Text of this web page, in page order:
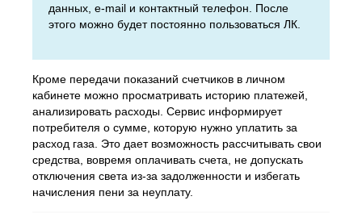
данных, e-mail и контактный телефон. После
этого можно будет постоянно пользоваться ЛК.
Кроме передачи показаний счетчиков в личном
кабинете можно просматривать историю платежей,
анализировать расходы. Сервис информирует
потребителя о сумме, которую нужно уплатить за
расход газа. Это дает возможность рассчитывать свои
средства, вовремя оплачивать счета, не допускать
отключения света из-за задолженности и избегать
начисления пени за неуплату.